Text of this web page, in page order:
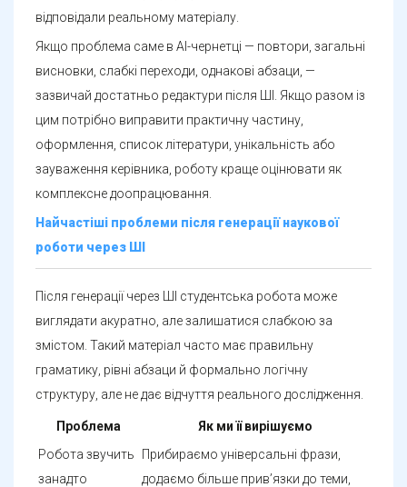
відповідали реальному матеріалу.
Якщо проблема саме в AI-чернетці — повтори, загальні
висновки, слабкі переходи, однакові абзаци, —
зазвичай достатньо редактури після ШІ. Якщо разом із
цим потрібно виправити практичну частину,
оформлення, список літератури, унікальність або
зауваження керівника, роботу краще оцінювати як
комплексне доопрацювання.
Найчастіші проблеми після генерації наукової
роботи через ШІ
Після генерації через ШІ студентська робота може
виглядати акуратно, але залишатися слабкою за
змістом. Такий матеріал часто має правильну
граматику, рівні абзаци й формально логічну
структуру, але не дає відчуття реального дослідження.
Проблема
Як ми її вирішуємо
Робота звучить
занадто
Прибираємо універсальні фрази,
додаємо більше прив’язки до теми,